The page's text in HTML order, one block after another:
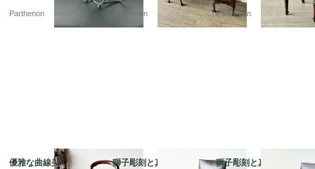
製ワインラック【8529
Parthenon Parthenon
-2】
Parthenon
優雅な曲線美に魅了さ
獅子彫刻と真鍮鋲が映
獅子彫刻と真鍮鋲が映